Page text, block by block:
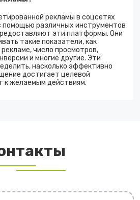
рекламы в соцсетях
различных инструментов
эти платформы. Они
такие показатели, как
число просмотров,
и многие другие. Эти
насколько эффективно
достигает целевой
к желаемым действиям.